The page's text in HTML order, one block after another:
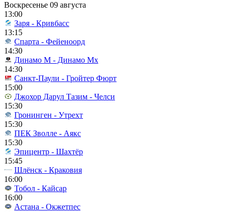
Воскресенье 09 августа
13:00
Заря - Кривбасс
13:15
Спарта - Фейеноорд
14:30
Динамо М - Динамо Мх
14:30
Санкт-Паули - Гройтер Фюрт
15:00
Джохор Дарул Тазим - Челси
15:30
Гронинген - Утрехт
15:30
ПЕК Зволле - Аякс
15:30
Эпицентр - Шахтёр
15:45
Шлёнск - Краковия
16:00
Тобол - Кайсар
16:00
Астана - Окжетпес